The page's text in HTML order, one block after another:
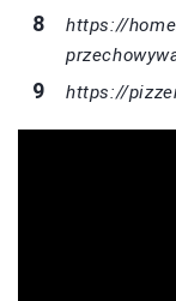
https://
https://